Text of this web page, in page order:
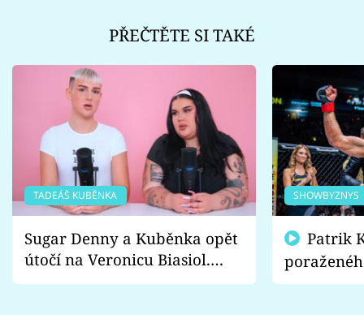
PŘEČTĚTE SI TAKÉ
TADEÁŠ KUBĚNKA
Sugar Denny a Kuběnka opět
útočí na Veronicu Biasiol.
Proč je podle nich falešná a
SHOWBYZNYS
fanoušci